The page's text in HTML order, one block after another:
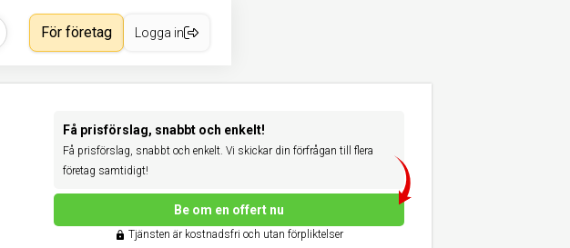
För företag Logga in
Få prisförslag, snabbt och enkelt!
Få prisförslag, snabbt och enkelt. Vi skickar din förfrågan till flera
företag samtidigt!
Be om en offert nu
Tjänsten är kostnadsfri och utan förpliktelser